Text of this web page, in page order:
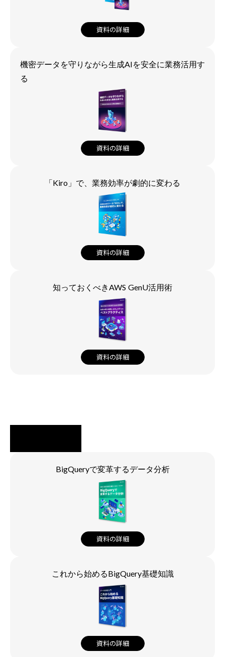
資料の詳細
機密データを守りながら生成AIを安全に業務活用す
る
資料の詳細
「Kiro」で、業務効率が劇的に変わる
資料の詳細
知っておくべきAWS GenU活用術
資料の詳細
BigQueryで変革するデータ分析
資料の詳細
これから始めるBigQuery基礎知識
資料の詳細